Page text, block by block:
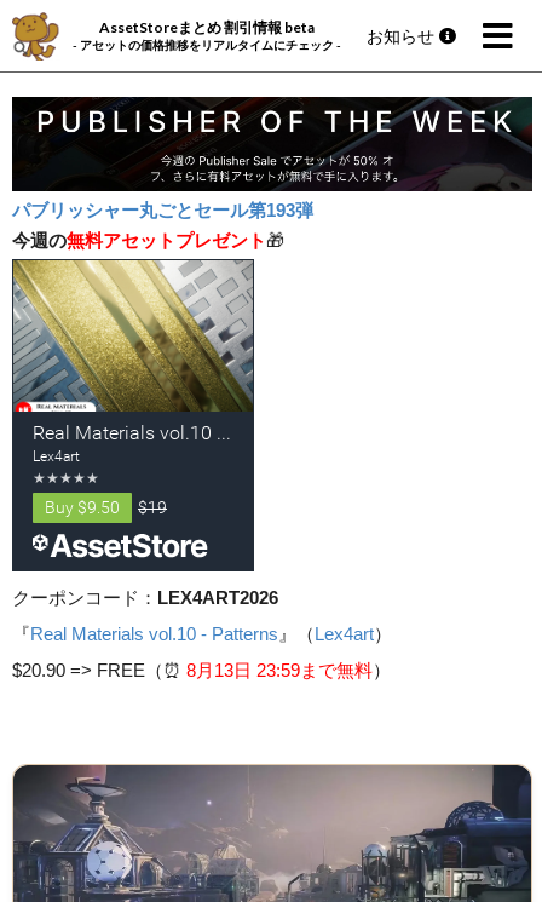
AssetStoreまとめ 割引情報 beta
- アセットの価格推移をリアルタイムにチェック - お知らせ
パブリッシャー丸ごとセール第193弾
今週の無料アセットプレゼント 🎁
クーポンコード： LEX4ART2026
『Real Materials vol.10 - Patterns 』（Lex4art）
$20.90 => FREE（⏰️ 8月13日 23:59まで無料）